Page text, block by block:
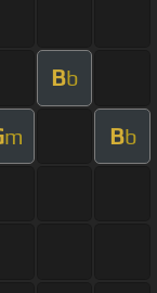
Bb
m Bb